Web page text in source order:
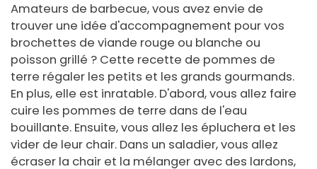
Amateurs de barbecue, vous avez envie de
trouver une idée d'accompagnement pour vos
brochettes de viande rouge ou blanche ou
poisson grillé ? Cette recette de pommes de
terre régaler les petits et les grands gourmands.
En plus, elle est inratable. D'abord, vous allez faire
cuire les pommes de terre dans de l'eau
bouillante. Ensuite, vous allez les épluchera et les
vider de leur chair. Dans un saladier, vous allez
écraser la chair et la mélanger avec des lardons,